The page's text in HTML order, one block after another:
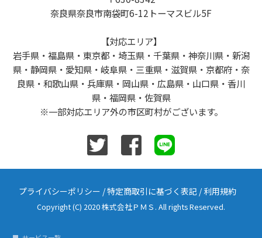
奈良県奈良市南袋町6-12トーマスビル5F
【対応エリア】
岩手県・福島県・東京都・埼玉県・千葉県・神奈川県・新潟
県・静岡県・愛知県・岐阜県・三重県・滋賀県・京都府・奈
良県・和歌山県・兵庫県・岡山県・広島県・山口県・香川
県・福岡県・佐賀県
※一部対応エリア外の市区町村がございます。
プライバシーポリシー /特定商取引に基づく表記 /利用規約
Copyright (C) 2020 株式会社ＰＭＳ. All rights Reserved.